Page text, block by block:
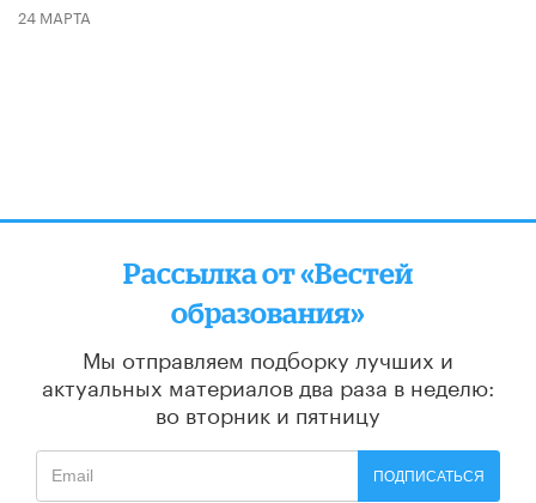
24 МАРТА
Рассылка от «Вестей
образования»
Мы отправляем подборку лучших и
актуальных материалов два раза в неделю:
во вторник и пятницу
ПОДПИСАТЬСЯ